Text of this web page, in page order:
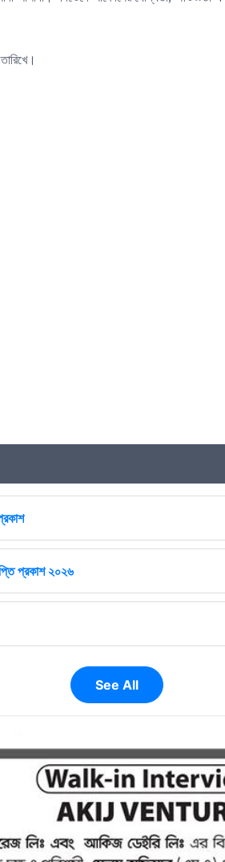
প্রকাশ ২০২৬
See All